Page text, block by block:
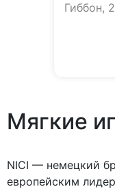
Гиббон,
Мягкие
NICI — немецкий
европейским